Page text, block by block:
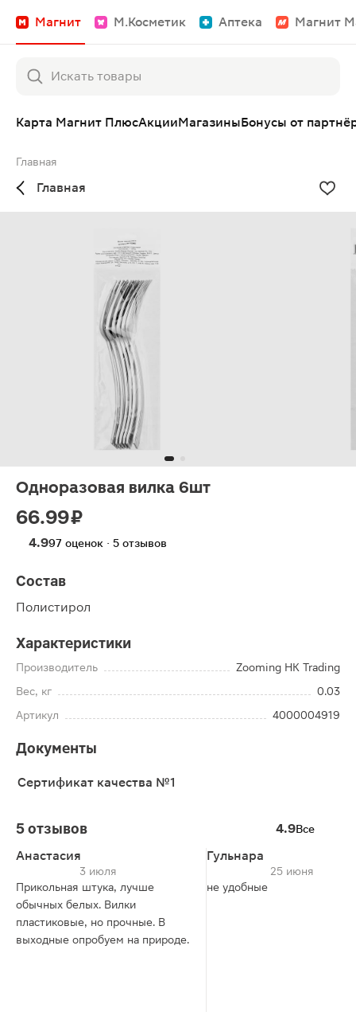
Магнит М.Косметик Аптека Магнит
Карта Магнит ПлюсАкцииМагазиныБонусы от
Главная
Главная
Одноразовая вилка 6шт
66.99 ₽
4.997 оценок · 5 отзывов
Состав
Полистирол
Характеристики
Производитель
Zooming HK Trading
Вес, кг
0.03
Артикул
4000004919
Документы
Сертификат качества №1
5 отзывов 4.9Все
Анастасия
3 июля
Прикольная штука, лучше
обычных белых. Вилки
пластиковые, но прочные. В
выходные опробуем на природе.
Гульнара
25 июня
не удобные